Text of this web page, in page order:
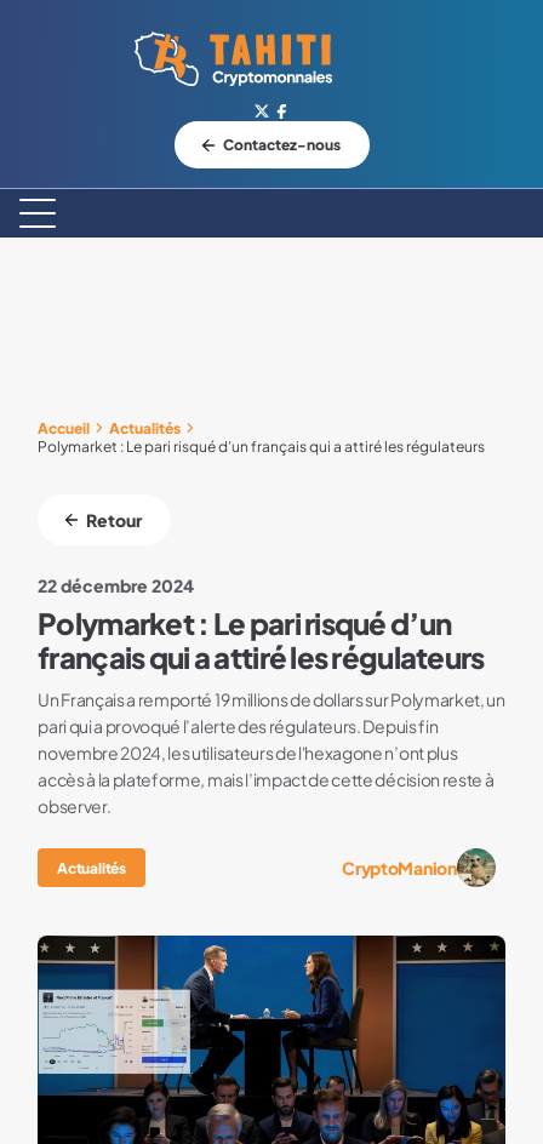
Logo Tahiti-Cryptomonnaies.com
Contactez-nous
Accueil
Actualités
Polymarket : Le pari risqué d’un français qui a attiré les régulateurs
Retour
22 décembre 2024
Polymarket : Le pari risqué d’un
français qui a attiré les régulateurs
Un Français a remporté 19 millions de dollars sur Polymarket, un
pari qui a provoqué l’alerte des régulateurs. Depuis fin
novembre 2024, les utilisateurs de l'hexagone n’ont plus
accès à la plateforme, mais l’impact de cette décision reste à
observer.
Actualités CryptoManion